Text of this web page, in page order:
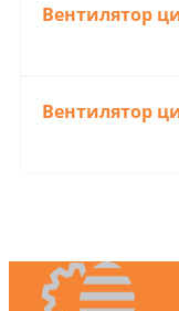
Вентилятор
Вентилятор